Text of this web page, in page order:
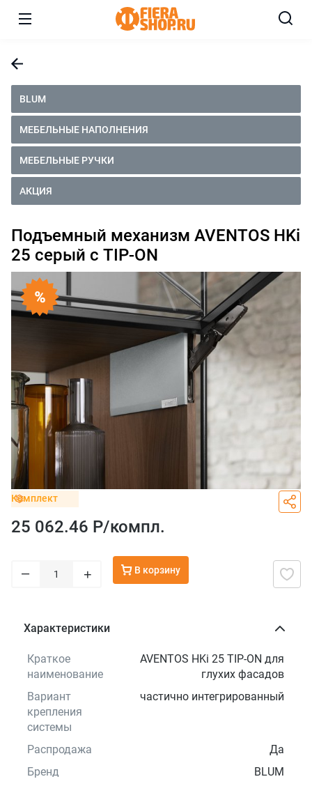
BLUM
МЕБЕЛЬНЫЕ НАПОЛНЕНИЯ
МЕБЕЛЬНЫЕ РУЧКИ
АКЦИЯ
Подъемный механизм AVENTOS HKi
25 серый с TIP-ON
Комплект
25 062.46 Р/компл.
– + В корзину
Характеристики
Краткое
наименование
AVENTOS HKi 25 TIP-ON для
глухих фасадов
Вариант
крепления
системы
частично интегрированный
Распродажа
Да
Бренд
BLUM